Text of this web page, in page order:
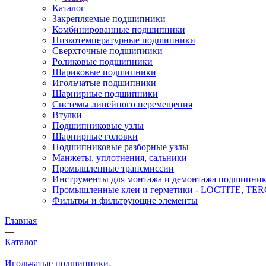
Каталог
Закрепляемые подшипники
Комбинированные подшипники
Низкотемпературные подшипники
Сверхточные подшипники
Роликовые подшипники
Шариковые подшипники
Игольчатые подшипники
Шарнирные подшипники
Системы линейного перемещения
Втулки
Подшипниковые узлы
Шарнирные головки
Подшипниковые разборные узлы
Манжеты, уплотнения, сальники
Промышленные трансмиссии
Инструменты для монтажа и демонтажа
Промышленные клеи и герметики - LOCTITE,
Фильтры и фильтрующие элементы
Главная
—
Каталог
—
Игольчатые подшипники